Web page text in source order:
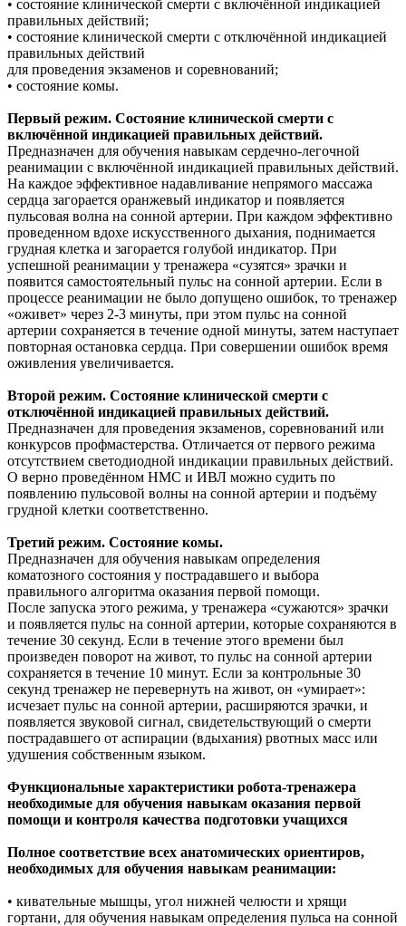
• состояние клинической смерти с включённой индикацией
правильных действий;
• состояние клинической смерти с отключённой индикацией
правильных действий
для проведения экзаменов и соревнований;
• состояние комы.
Первый режим. Состояние клинической смерти с
включённой индикацией правильных действий.
Предназначен для обучения навыкам сердечно-легочной
реанимации с включённой индикацией правильных действий.
На каждое эффективное надавливание непрямого массажа
сердца загорается оранжевый индикатор и появляется
пульсовая волна на сонной артерии. При каждом эффективно
проведенном вдохе искусственного дыхания, поднимается
грудная клетка и загорается голубой индикатор. При
успешной реанимации у тренажера «сузятся» зрачки и
появится самостоятельный пульс на сонной артерии. Если в
процессе реанимации не было допущено ошибок, то тренажер
«оживет» через 2-3 минуты, при этом пульс на сонной
артерии сохраняется в течение одной минуты, затем наступает
повторная остановка сердца. При совершении ошибок время
оживления увеличивается.
Второй режим. Состояние клинической смерти с
отключённой индикацией правильных действий.
Предназначен для проведения экзаменов, соревнований или
конкурсов профмастерства. Отличается от первого режима
отсутствием светодиодной индикации правильных действий.
О верно проведённом НМС и ИВЛ можно судить по
появлению пульсовой волны на сонной артерии и подъёму
грудной клетки соответственно.
Третий режим. Состояние комы.
Предназначен для обучения навыкам определения
коматозного состояния у пострадавшего и выбора
правильного алгоритма оказания первой помощи.
После запуска этого режима, у тренажера «сужаются» зрачки
и появляется пульс на сонной артерии, которые сохраняются в
течение 30 секунд. Если в течение этого времени был
произведен поворот на живот, то пульс на сонной артерии
сохраняется в течение 10 минут. Если за контрольные 30
секунд тренажер не перевернуть на живот, он «умирает»:
исчезает пульс на сонной артерии, расширяются зрачки, и
появляется звуковой сигнал, свидетельствующий о смерти
пострадавшего от аспирации (вдыхания) рвотных масс или
удушения собственным языком.
Функциональные характеристики робота-тренажера
необходимые для обучения навыкам оказания первой
помощи и контроля качества подготовки учащихся
Полное соответствие всех анатомических ориентиров,
необходимых для обучения навыкам реанимации:
• кивательные мышцы, угол нижней челюсти и хрящи
гортани, для обучения навыкам определения пульса на сонной